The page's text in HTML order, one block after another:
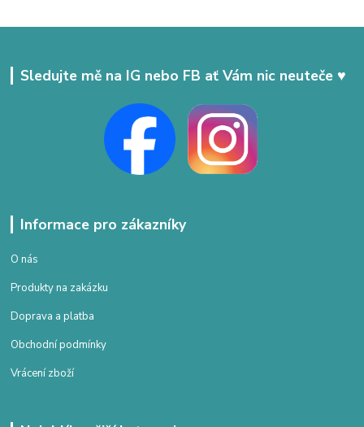
Sledujte mě na IG nebo FB ať Vám nic neuteče ♥
Informace pro zákazníky
O nás
Produkty na zakázku
Doprava a platba
Obchodní podmínky
Vrácení zboží